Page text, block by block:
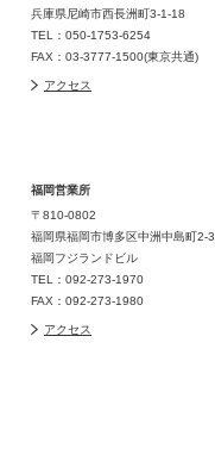
兵庫県尼崎市西長洲町3-1-18
TEL：050-1753-6254
FAX：03-3777-1500(東京共通)
アクセス
福岡営業所
〒810-0802
福岡県福岡市博多区中洲中島町2-3
福岡フジランドビル
TEL：092-273-1970
FAX：092-273-1980
アクセス